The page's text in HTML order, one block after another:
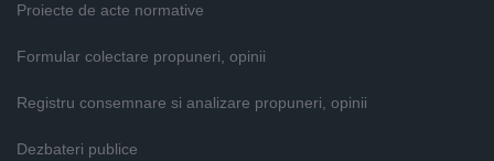
Proiecte de acte normative
Formular colectare propuneri, opinii
Registru consemnare si analizare propuneri, opinii
Dezbateri publice